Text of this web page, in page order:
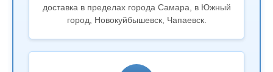
доставка в пределах города Самара, в Южный
город, Новокуйбышевск, Чапаевск.